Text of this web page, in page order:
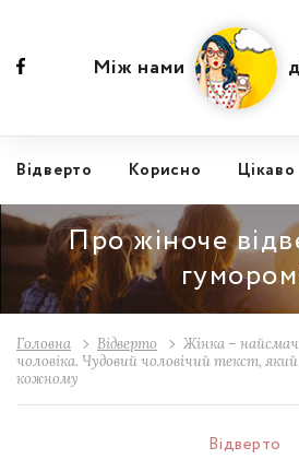
Відвертo Корисно Цікаво
Між нами
Про жіноче
Головна Відвертo
Жінка –
чоловіка. Чудовий чоловічий текст,
кожному
Відвертo